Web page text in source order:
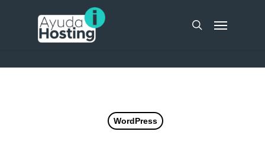
search
Menu
WordPress